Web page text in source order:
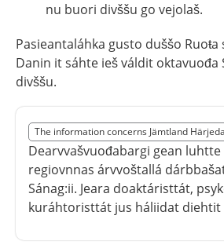
nu buori divššu go vejolaš.
Pasieantaláhka gusto duššo Ruoŧa
Danin it sáhte ieš váldit oktavuođa
divššu.
Nedan innehåll gäller region Jämtland
The information concerns Jämtland
Dearvvašvuođabargi gean
regiovnnas árvvoštallá
Sánag:ii. Jeara doaktáristtát,
kuráhtoristtát jus háliidat diehtit
Slut på det regionala tillägget